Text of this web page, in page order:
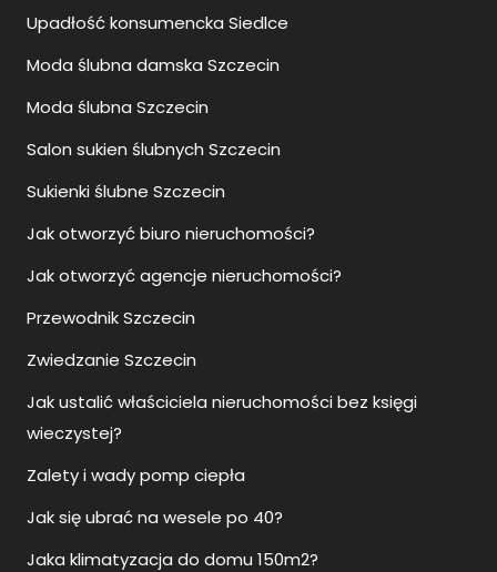
Upadłość konsumencka Siedlce
Moda ślubna damska Szczecin
Moda ślubna Szczecin
Salon sukien ślubnych Szczecin
Sukienki ślubne Szczecin
Jak otworzyć biuro nieruchomości?
Jak otworzyć agencje nieruchomości?
Przewodnik Szczecin
Zwiedzanie Szczecin
Jak ustalić właściciela nieruchomości bez księgi
wieczystej?
Zalety i wady pomp ciepła
Jak się ubrać na wesele po 40?
Jaka klimatyzacja do domu 150m2?